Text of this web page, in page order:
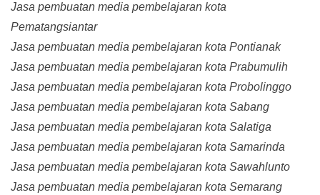
Jasa pembuatan media pembelajaran kota
Pematangsiantar
Jasa pembuatan media pembelajaran kota Pontianak
Jasa pembuatan media pembelajaran kota Prabumulih
Jasa pembuatan media pembelajaran kota Probolinggo
Jasa pembuatan media pembelajaran kota Sabang
Jasa pembuatan media pembelajaran kota Salatiga
Jasa pembuatan media pembelajaran kota Samarinda
Jasa pembuatan media pembelajaran kota Sawahlunto
Jasa pembuatan media pembelajaran kota Semarang